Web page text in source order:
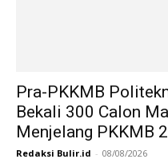
Pra-PKKMB
Bekali 300 Calon
Menjelang PKKMB
Redaksi Bulir.id - 08/08/2026